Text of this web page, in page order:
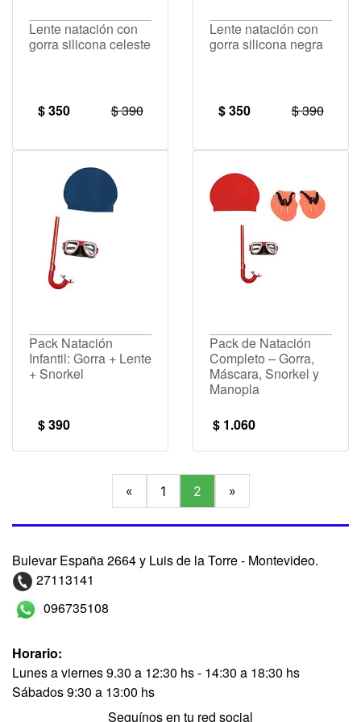
Lente natación con
gorra silicona celeste
$ 350 $ 390
Lente natación con
gorra silicona negra
$ 350 $ 390
Pack Natación
Infantil: Gorra + Lente
+ Snorkel
$ 390
Pack de Natación
Completo – Gorra,
Máscara, Snorkel y
Manopla
$ 1.060
« 1 2 »
Bulevar España 2664 y Luis de la Torre - Montevideo.
27113141
096735108
Horario:
Lunes a viernes 9.30 a 12:30 hs - 14:30 a 18:30 hs
Sábados 9:30 a 13:00 hs
Seguínos en tu red social